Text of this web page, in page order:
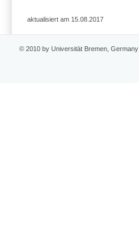
aktualisiert am 15.08.2017
© 2010 by Universität Bremen, Germany